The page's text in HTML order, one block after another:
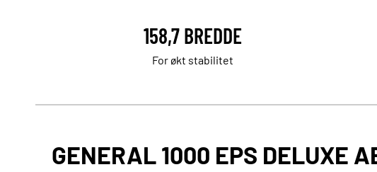
158,7 BREDDE
For økt stabilitet
GENERAL 1000 EPS DELUXE